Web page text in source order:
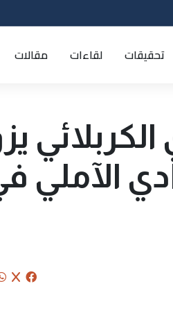
تحقيقات لقاءات مقالات
الآملي